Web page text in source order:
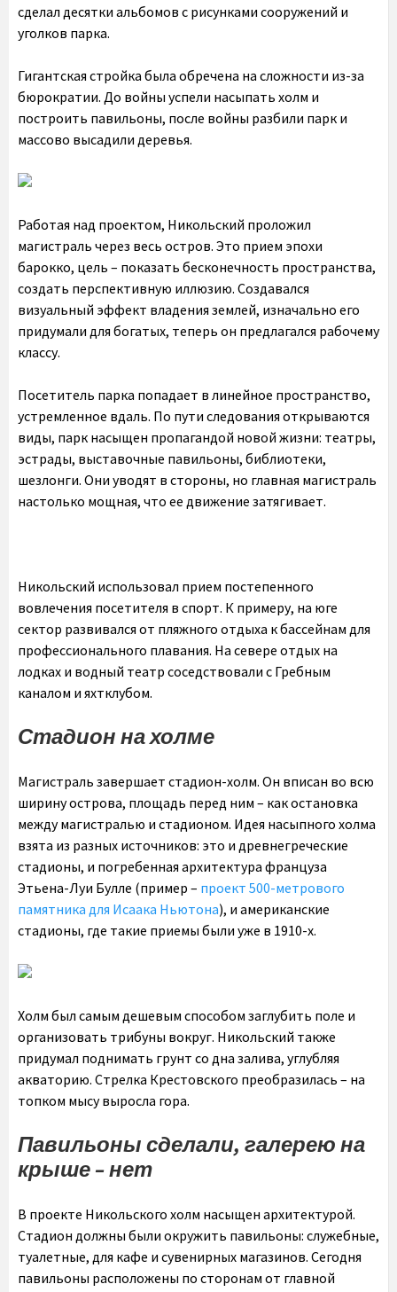
сделал десятки альбомов с рисунками сооружений и
уголков парка.
Гигантская стройка была обречена на сложности из-за
бюрократии. До войны успели насыпать холм и
построить павильоны, после войны разбили парк и
массово высадили деревья.
Работая над проектом, Никольский проложил
магистраль через весь остров. Это прием эпохи
барокко, цель – показать бесконечность пространства,
создать перспективную иллюзию. Создавался
визуальный эффект владения землей, изначально его
придумали для богатых, теперь он предлагался рабочему
классу.
Посетитель парка попадает в линейное пространство,
устремленное вдаль. По пути следования открываются
виды, парк насыщен пропагандой новой жизни: театры,
эстрады, выставочные павильоны, библиотеки,
шезлонги. Они уводят в стороны, но главная магистраль
настолько мощная, что ее движение затягивает.
Никольский использовал прием постепенного
вовлечения посетителя в спорт. К примеру, на юге
сектор развивался от пляжного отдыха к бассейнам для
профессионального плавания. На севере отдых на
лодках и водный театр соседствовали с Гребным
каналом и яхтклубом.
Стадион на холме
Магистраль завершает стадион-холм. Он вписан во всю
ширину острова, площадь перед ним – как остановка
между магистралью и стадионом. Идея насыпного холма
взята из разных источников: это и древнегреческие
стадионы, и погребенная архитектура француза
Этьена-Луи Булле (пример – проект 500-метрового
памятника для Исаака Ньютона), и американские
стадионы, где такие приемы были уже в 1910-х.
Холм был самым дешевым способом заглубить поле и
организовать трибуны вокруг. Никольский также
придумал поднимать грунт со дна залива, углубляя
акваторию. Стрелка Крестовского преобразилась – на
топком мысу выросла гора.
Павильоны сделали, галерею на
крыше – нет
В проекте Никольского холм насыщен архитектурой.
Стадион должны были окружить павильоны: служебные,
туалетные, для кафе и сувенирных магазинов. Сегодня
павильоны расположены по сторонам от главной